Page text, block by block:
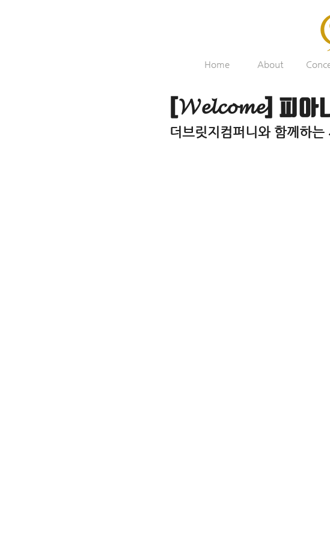
Home About
[𝓦𝓮𝓵𝓬𝓸𝓶𝓮] 피아
더브릿지컴퍼니와 함께하